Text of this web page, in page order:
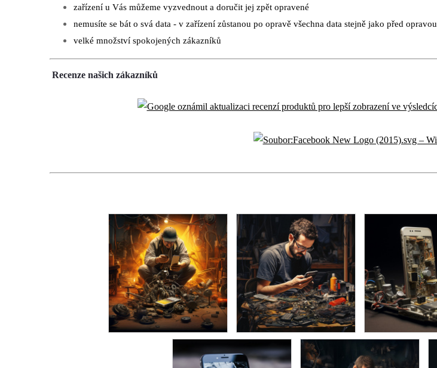
zařízení u Vás můžeme vyzvednout a doručit jej zpět opravené
nemusíte se bát o svá data - v zařízení zůstanou po opravě všechna data stejně jako před opravou
velké množství spokojených zákazníků
Recenze našich zákazníků